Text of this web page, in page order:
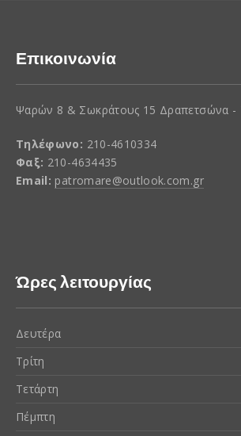
Επικοινωνία
Ψαρών 8 & Σωκράτους 15 Δραπετσώνα -
Τηλέφωνο: 210-4610334
Φαξ: 210-4634435
Email: patromare@outlook.com.gr
Ώρες λειτουργίας
Δευτέρα
Τρίτη
Τετάρτη
Πέμπτη